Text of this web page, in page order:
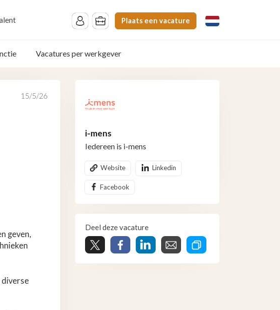
Plaats een vacature
Vacatures per werkgever
15/5/26
geven,
diverse
i-mens
Iedereen is i-mens
Website Linkedin
Facebook
Deel deze vacature